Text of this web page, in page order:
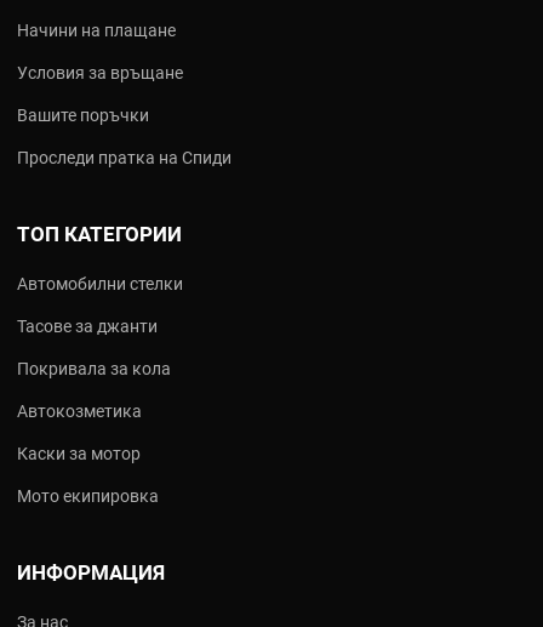
Начини на плащане
Условия за връщане
Вашите поръчки
Проследи пратка на Спиди
ТОП КАТЕГОРИИ
Автомобилни стелки
Тасове за джанти
Покривала за кола
Автокозметика
Каски за мотор
Мото екипировка
ИНФОРМАЦИЯ
За нас